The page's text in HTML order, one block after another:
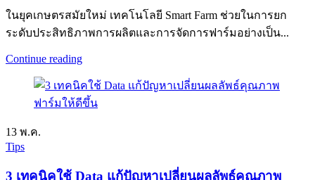
ในยุคเกษตรสมัยใหม่ เทคโนโลยี Smart Farm ช่วยในการยก
ระดับประสิทธิภาพการผลิตและการจัดการฟาร์มอย่างเป็น...
Continue reading
13 พ.ค.
Tips
3 เทคนิคใช้ Data แก้ปัญหาเปลี่ยนผลลัพธ์คุณภาพ